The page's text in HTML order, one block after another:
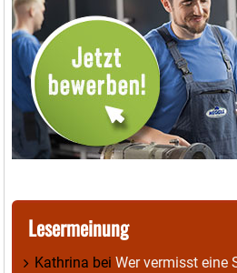
Lesermeinung
Kathrina bei Wer vermisst eine